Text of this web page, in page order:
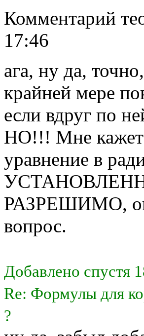
Комментарий
17:46
ага, ну да,
крайней мере
если вдруг по
НО!!! Мне
уравнение в
РАЗРЕШИМО,
вопрос.
Добавлено спустя
Re: Формулы для
?